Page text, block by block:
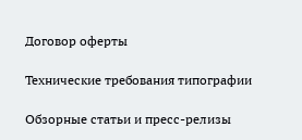
Договор оферты
Технические требования типографии
Обзорные статьи и пресс-релизы